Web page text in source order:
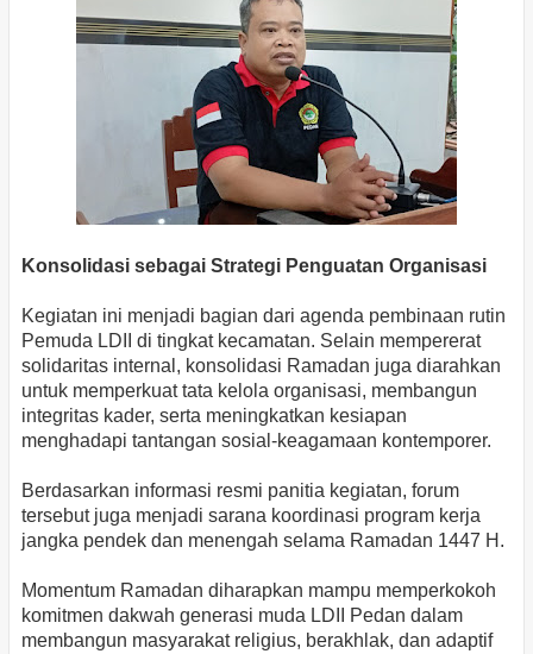
Konsolidasi sebagai Strategi Penguatan Organisasi
Kegiatan ini menjadi bagian dari agenda pembinaan rutin
Pemuda LDII di tingkat kecamatan. Selain mempererat
solidaritas internal, konsolidasi Ramadan juga diarahkan
untuk memperkuat tata kelola organisasi, membangun
integritas kader, serta meningkatkan kesiapan
menghadapi tantangan sosial-keagamaan kontemporer.
Berdasarkan informasi resmi panitia kegiatan, forum
tersebut juga menjadi sarana koordinasi program kerja
jangka pendek dan menengah selama Ramadan 1447 H.
Momentum Ramadan diharapkan mampu memperkokoh
komitmen dakwah generasi muda LDII Pedan dalam
membangun masyarakat religius, berakhlak, dan adaptif